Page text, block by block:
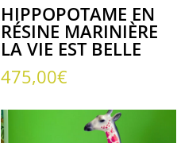
HIPPOPOTAME EN
RÉSINE MARINIÈRE
LA VIE EST BELLE
475,00€